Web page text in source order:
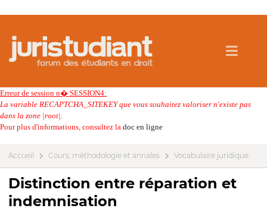
Erreur de session n� SESSION4:
La variable RECAPTCHA_SITEKEY que vous souhaitez valoriser n'existe pas
dans la zone |root|.
Pour plus d'informations, consultez la doc en ligne
Accueil Cours, méthodologie et annales Vocabulaire juridique
Distinction entre réparation et
indemnisation